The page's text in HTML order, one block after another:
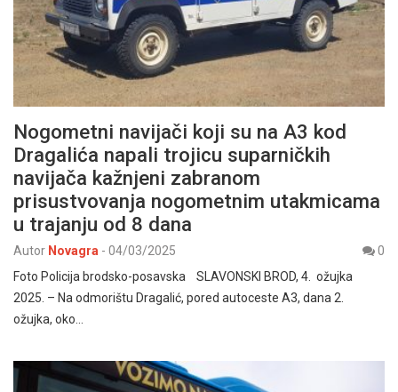
Nogometni navijači koji su na A3 kod
Dragalića napali trojicu suparničkih
navijača kažnjeni zabranom
prisustvovanja nogometnim utakmicama
u trajanju od 8 dana
Autor Novagra - 04/03/2025
0
Foto Policija brodsko-posavska SLAVONSKI BROD, 4. ožujka
2025. – Na odmorištu Dragalić, pored autoceste A3, dana 2.
ožujka, oko…